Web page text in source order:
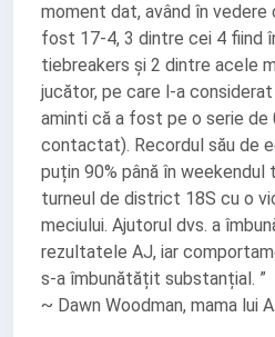
moment dat, având în vedere
fost 17-4, 3 dintre cei 4 fiind
tiebreakers și 2 dintre acele
jucător, pe care l-a
aminti că a fost pe o serie de
contactat). Recordul său de
puțin 90% până în
turneul de district 18S cu o
meciului. Ajutorul dvs. a
rezultatele AJ, iar
s-a îmbunătățit substanțial. ”
~ Dawn Woodman, mama lui